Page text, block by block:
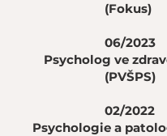
(Fokus)
06/2023
Psycholog ve
(PVŠPS)
02/2022
Psychologie a